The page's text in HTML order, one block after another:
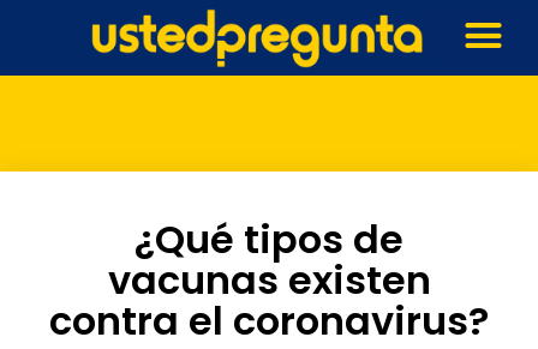
¿Qué tipos de
vacunas existen
contra el coronavirus?